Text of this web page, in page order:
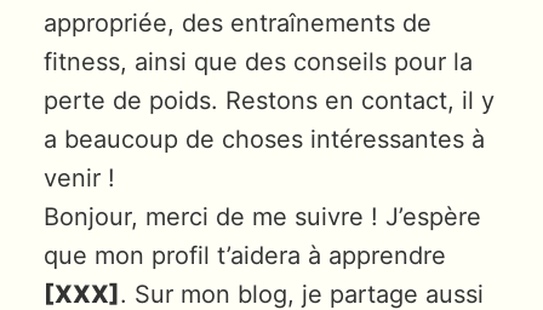
appropriée, des entraînements de
fitness, ainsi que des conseils pour la
perte de poids. Restons en contact, il y
a beaucoup de choses intéressantes à
venir !
Bonjour, merci de me suivre ! J’espère
que mon profil t’aidera à apprendre
[XXX] . Sur mon blog, je partage aussi